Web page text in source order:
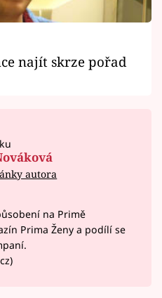
najít skrze pořad
autora
na Primě
Prima Ženy a podílí se